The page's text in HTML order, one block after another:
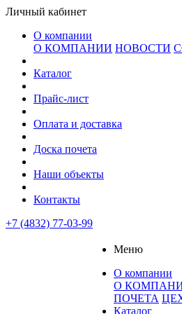
Личный кабинет
О компании
О КОМПАНИИ НОВОСТИ
Каталог
Прайс-лист
Оплата и доставка
Доска почета
Наши объекты
Контакты
+7 (4832) 77-03-99
Меню
О компании
О
ПОЧЕТА
Каталог